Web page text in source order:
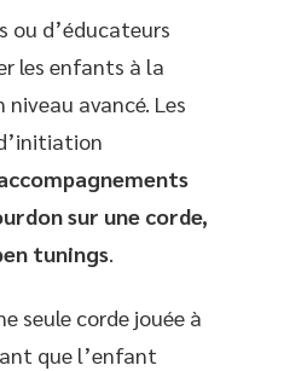
ou d’éducateurs
les enfants à la
avancé. Les
sur une corde,
tunings.
seule corde jouée à
que l’enfant